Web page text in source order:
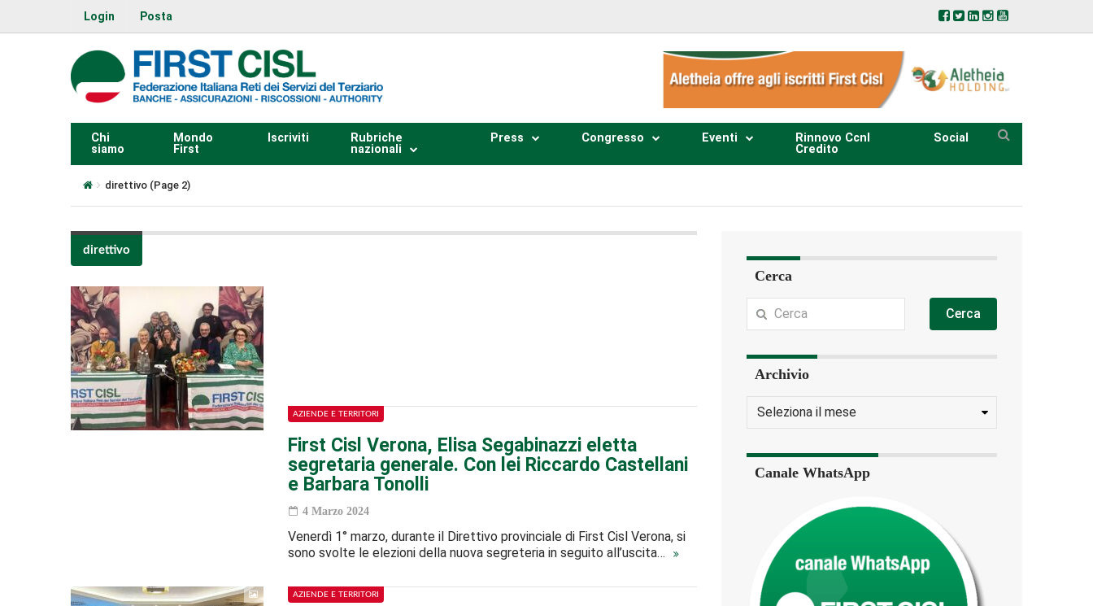
Login Posta
Chi
siamo
Mondo
First
Iscriviti
Rubriche
nazionali
Press Congresso Eventi
Rinnovo Ccnl
Credito
Social
direttivo (Page 2)
direttivo
AZIENDE E TERRITORI
First Cisl Verona, Elisa Segabinazzi eletta
segretaria generale. Con lei Riccardo Castellani
e Barbara Tonolli
4 Marzo 2024
Venerdì 1° marzo, durante il Direttivo provinciale di First Cisl Verona, si
sono svolte le elezioni della nuova segreteria in seguito all’uscita…
AZIENDE E TERRITORI
Cerca
Cerca
Archivio
Canale WhatsApp